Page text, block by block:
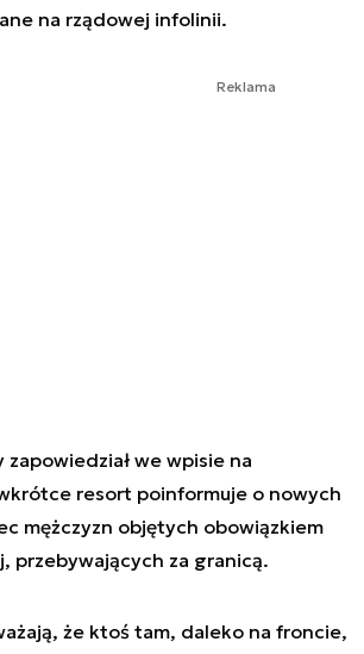
na rządowej infolinii.
Reklama
zapowiedział we wpisie na
resort poinformuje o nowych
mężczyzn objętych obowiązkiem
przebywających za granicą.
że ktoś tam, daleko na froncie,